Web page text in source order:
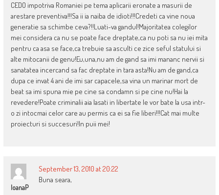
CEDO impotriva Romaniei pe tema aplicarii eronate a masurii de
arestare preventiva!!!Sa ii ia naiba de idioti!!!Credeti ca vine noua
generatie sa schimbe ceva?!!Luati-va gandul!Majoritatea colegilor
mei considera ca nu se poate face dreptate,ca nu poti sa nu iei mita
pentru ca asa se face,ca trebuie sa asculti ce zice seful statului si
alte mitocanii de genu!Eu,una,nu am de gand sa imi mananc nervii si
sanatatea incercand sa fac dreptate in tara asta!Nu am de gand,ca
dupa ce invat 4 ani de imi sar capacele,sa vina un marinar mort de
beat sa imi spuna mie pe cine sa condamn si pe cine nu!Hai la
revedere!Poate criminalii aia lasati in libertate le vor bate la usa intr-
o zi intocmai celor care au permis ca ei sa fie liberi!!!Cat mai multe
proiecturi si succesuri!In puii mei!
IoanaP
September 13, 2010 at 20:22
Buna seara,